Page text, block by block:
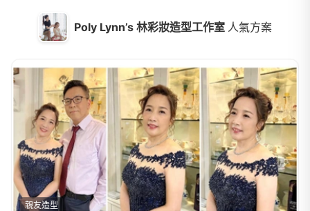
Poly Lynn’s 林彩妝造型工作室 人氣方案
親友造型